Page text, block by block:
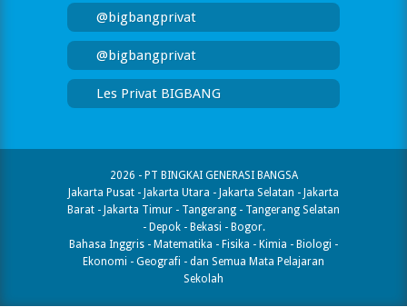
@bigbangprivat
@bigbangprivat
Les Privat BIGBANG
2026 - PT BINGKAI GENERASI BANGSA
Jakarta Pusat - Jakarta Utara - Jakarta Selatan - Jakarta
Barat - Jakarta Timur - Tangerang - Tangerang Selatan
- Depok - Bekasi - Bogor.
Bahasa Inggris - Matematika - Fisika - Kimia - Biologi -
Ekonomi - Geografi​ - dan Semua Mata Pelajaran
Sekolah